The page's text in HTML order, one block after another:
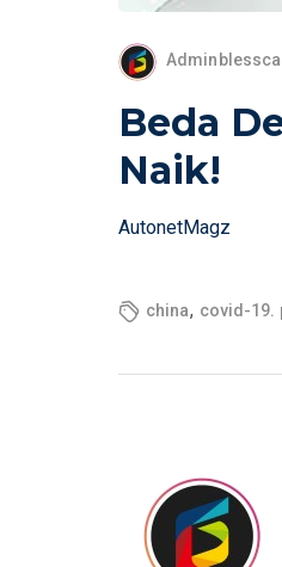
Beda
Naik!
AutonetMagz
china, covid-19.